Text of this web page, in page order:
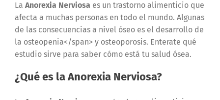
La Anorexia Nerviosaes un trastorno alimenticio que
afecta a muchas personas en todo el mundo. Algunas
de las consecuencias a nivel óseo es el desarrollo de
la osteopenia</span> y osteoporosis. Enterate qué
estudio sirve para saber cómo está tu salud ósea.
¿Qué es la Anorexia Nerviosa?